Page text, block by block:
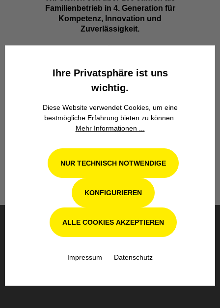
Familienbetrieb in 4. Generation für
Kompetenz, Innovation und
Zuverlässigkeit.
Werkstatt in Odenthal / Köln
Köln steht Ihnen auch nach dem Kauf mit
Rat und Tat zur Seite.
BESTELLUNG & VERSAND
Ihre Privatsphäre ist uns
wichtig.
Diese Website verwendet Cookies, um eine
bestmögliche Erfahrung bieten zu können.
Mehr Informationen ...
NUR TECHNISCH NOTWENDIGE
KONFIGURIEREN
ALLE COOKIES AKZEPTIEREN
Impressum Datenschutz